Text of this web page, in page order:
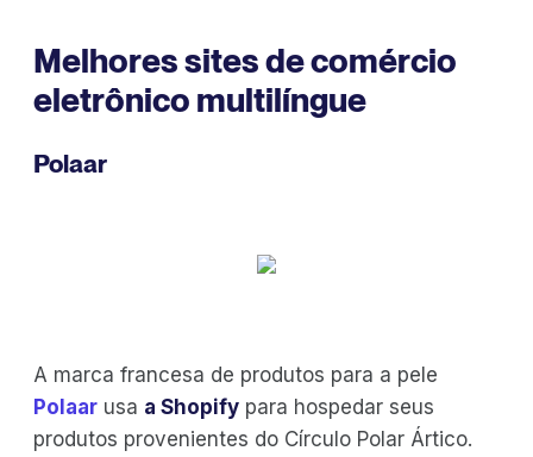
Melhores sites de comércio
eletrônico multilíngue
Polaar
A marca francesa de produtos para a pele
Polaar usa a Shopify para hospedar seus
produtos provenientes do Círculo Polar Ártico.